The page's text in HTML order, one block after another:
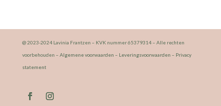
@ 2023-2024 Lavinia Frantzen – KVK nummer 65379314 – Alle rechten
voorbehouden – Algemene voorwaarden – Leveringsvoorwaarden – Privacy
statement